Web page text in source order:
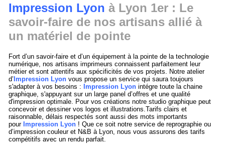
Impression Lyon à Lyon 1er : Le
savoir-faire de nos artisans allié à
un matériel de pointe
Fort d’un savoir-faire et d’un équipement à la pointe de la technologie
numérique, nos artisans imprimeurs connaissent parfaitement leur
métier et sont attentifs aux spécificités de vos projets. Notre atelier
d’ Impression Lyon vous propose un service qui saura toujours
s'adapter à vos besoins : Impression Lyon intégre toute la chaine
graphique, s'appuyant sur un large panel d’offres et une qualité
d'impression optimale. Pour vos créations notre studio graphique peut
concevoir et dessiner vos logos et illustrations.Tarifs clairs et
raisonnable, délais respectés sont aussi des mots importants
pour Impression Lyon ! Que ce soit notre service de reprographie ou
d’impression couleur et N&B à Lyon, nous vous assurons des tarifs
compétitifs avec un rendu parfait.